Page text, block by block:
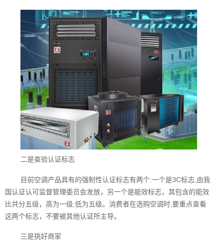
二是查验认证标志
目前空调产品具有的强制性认证标志有两个:一个是3C标志,由我
国认证认可监督管理委员会发放，另一个是能效标志，其包含的能效
比共分五级，高为一级,低为五级。消费者在选购空调时,要重点查看
这两个标志，不要被其他认证所主导。
三是挑好商家